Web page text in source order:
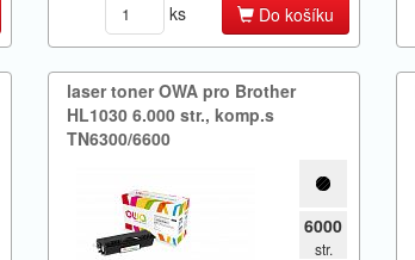
ks Do košíku
laser toner OWA pro Brother
HL1030 6.​000 str.​,​ komp.​s
TN6300/​6600
6000
str.